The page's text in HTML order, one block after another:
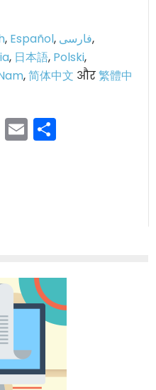
, Español, فارسی,
, 日本語, Polski,
,简体中文 और繁體中
WhatsApp
Email